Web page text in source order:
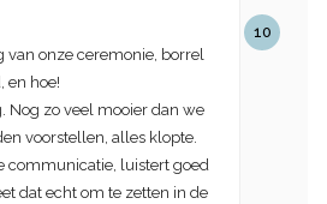
10
van onze ceremonie, borrel
en hoe!
Nog zo veel mooier dan we
voorstellen, alles klopte.
communicatie, luistert goed
dat echt om te zetten in de